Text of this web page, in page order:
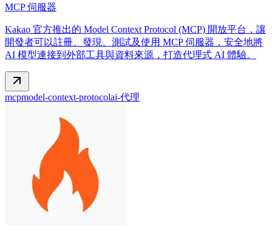
MCP 伺服器
Kakao 官方推出的 Model Context Protocol (MCP) 開放平台，讓
開發者可以註冊、發現、測試及使用 MCP 伺服器，安全地將
AI 模型連接到外部工具與資料來源，打造代理式 AI 體驗。
mcpmodel-context-protocolai-代理